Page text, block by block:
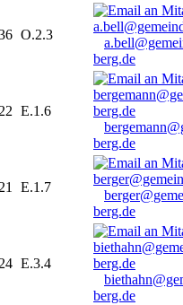
O.2.3
berg.de
E.1.6
berg.de
E.1.7
berg.de
E.3.4
berg.de